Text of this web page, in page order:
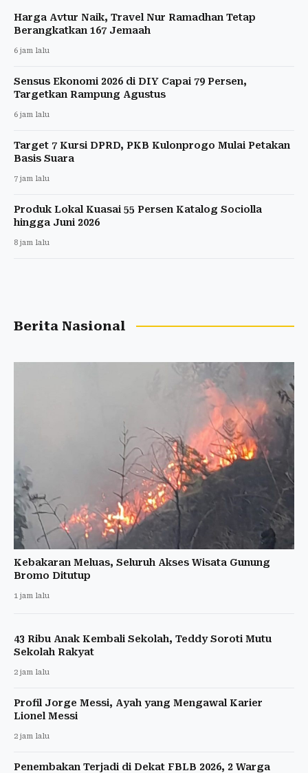
Harga Avtur Naik, Travel Nur Ramadhan Tetap
Berangkatkan 167 Jemaah
6 jam lalu
Sensus Ekonomi 2026 di DIY Capai 79 Persen,
Targetkan Rampung Agustus
6 jam lalu
Target 7 Kursi DPRD, PKB Kulonprogo Mulai Petakan
Basis Suara
7 jam lalu
Produk Lokal Kuasai 55 Persen Katalog Sociolla
hingga Juni 2026
8 jam lalu
Berita Nasional
Kebakaran Meluas, Seluruh Akses Wisata Gunung
Bromo Ditutup
1 jam lalu
43 Ribu Anak Kembali Sekolah, Teddy Soroti Mutu
Sekolah Rakyat
2 jam lalu
Profil Jorge Messi, Ayah yang Mengawal Karier
Lionel Messi
2 jam lalu
Penembakan Terjadi di Dekat FBLB 2026, 2 Warga